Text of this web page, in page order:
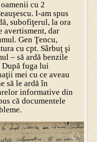
cu 2
I-am spus
subofiţerul, la ora
avertisment, dar
Gen Ţencu,
cu cpt. Sârbuţ şi
– să ardă benzile
După fuga lui
mei cu ce aveau
să le ardă în
informative din
că documentele